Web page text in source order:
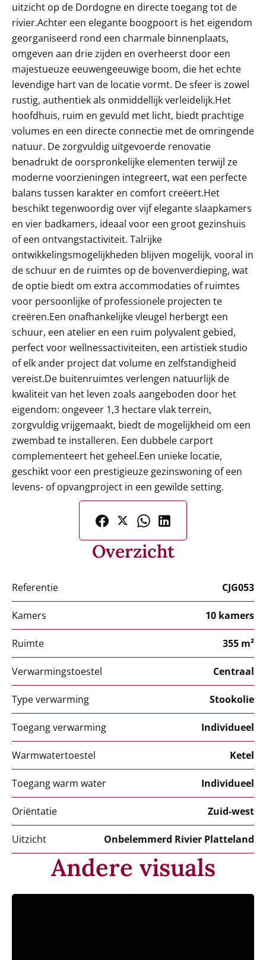
uitzicht op de Dordogne en directe toegang tot de
rivier.Achter een elegante boogpoort is het eigendom
georganiseerd rond een charmale binnenplaats,
omgeven aan drie zijden en overheerst door een
majestueuze eeuwengeeuwige boom, die het echte
levendige hart van de locatie vormt. De sfeer is zowel
rustig, authentiek als onmiddellijk verleidelijk.Het
hoofdhuis, ruim en gevuld met licht, biedt prachtige
volumes en een directe connectie met de omringende
natuur. De zorgvuldig uitgevoerde renovatie
benadrukt de oorspronkelijke elementen terwijl ze
moderne voorzieningen integreert, wat een perfecte
balans tussen karakter en comfort creëert.Het
beschikt tegenwoordig over vijf elegante slaapkamers
en vier badkamers, ideaal voor een groot gezinshuis
of een ontvangstactiviteit. Talrijke
ontwikkelingsmogelijkheden blijven mogelijk, vooral in
de schuur en de ruimtes op de bovenverdieping, wat
de optie biedt om extra accommodaties of ruimtes
voor persoonlijke of professionele projecten te
creëren.Een onafhankelijke vleugel herbergt een
schuur, een atelier en een ruim polyvalent gebied,
perfect voor wellnessactiviteiten, een artistiek studio
of elk ander project dat volume en zelfstandigheid
vereist.De buitenruimtes verlengen natuurlijk de
kwaliteit van het leven zoals aangeboden door het
eigendom: ongeveer 1,3 hectare vlak terrein,
zorgvuldig vrijgemaakt, biedt de mogelijkheid om een
zwembad te installeren. Een dubbele carport
complementeert het geheel.Een unieke locatie,
geschikt voor een prestigieuze gezinswoning of een
levens- of opvangproject in een gewilde setting.
Overzicht
Referentie CJG053
Kamers 10 kamers
Ruimte 355 m²
Verwarmingstoestel Centraal
Type verwarming Stookolie
Toegang verwarming Individueel
Warmwatertoestel Ketel
Toegang warm water Individueel
Oriëntatie Zuid-west
Uitzicht Onbelemmerd Rivier Platteland
Andere visuals